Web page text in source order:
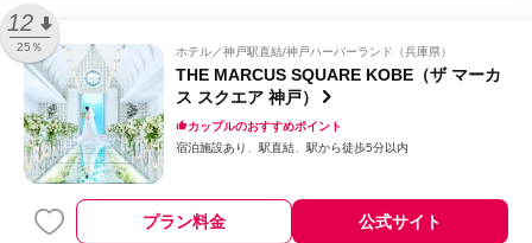
12
25％ ホテル 神戸駅直結/神戸ハーバーランド（兵庫県）
THE MARCUS SQUARE KOBE（ザ マーカ
ス スクエア 神戸）
カップルのおすすめポイント
宿泊施設あり
駅直結 駅から徒歩5分以内
プラン料金 公式サイト